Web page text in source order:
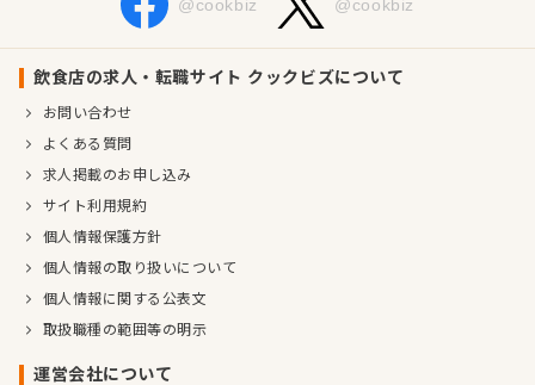
@cookbiz @cookbiz
飲食店の求人・転職サイト クックビズについて
お問い合わせ
よくある質問
求人掲載のお申し込み
サイト利用規約
個人情報保護方針
個人情報の取り扱いについて
個人情報に関する公表文
取扱職種の範囲等の明示
運営会社について